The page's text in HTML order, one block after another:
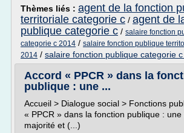
Thèmes liés : agent de la fonction
territoriale categorie c / agent de
publique categorie c / salaire fonction
categorie c 2014 / salaire fonction publique
2014 / salaire fonction publique categorie
Accord « PPCR » dans la
publique : une ...
Accueil > Dialogue social > Fonctions
« PPCR » dans la fonction publique :
majorité et (...)